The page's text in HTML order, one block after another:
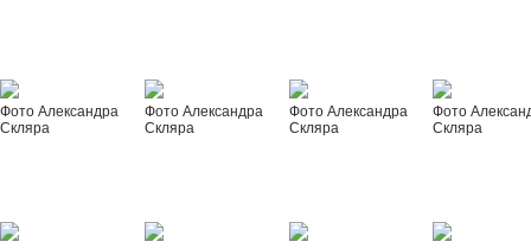
Фото Александра
Скляра
Фото Александра
Скляра
Фото Александра
Скляра
Фото
Скляра